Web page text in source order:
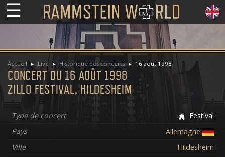
☰
Accueil Live Historique des concerts 16 août 1998
CONCERT DU 16 AOÛT 1998
ZILLO FESTIVAL, HILDESHEIM
Type de concert
Festival
Pays
Allemagne
Ville
Hildesheim